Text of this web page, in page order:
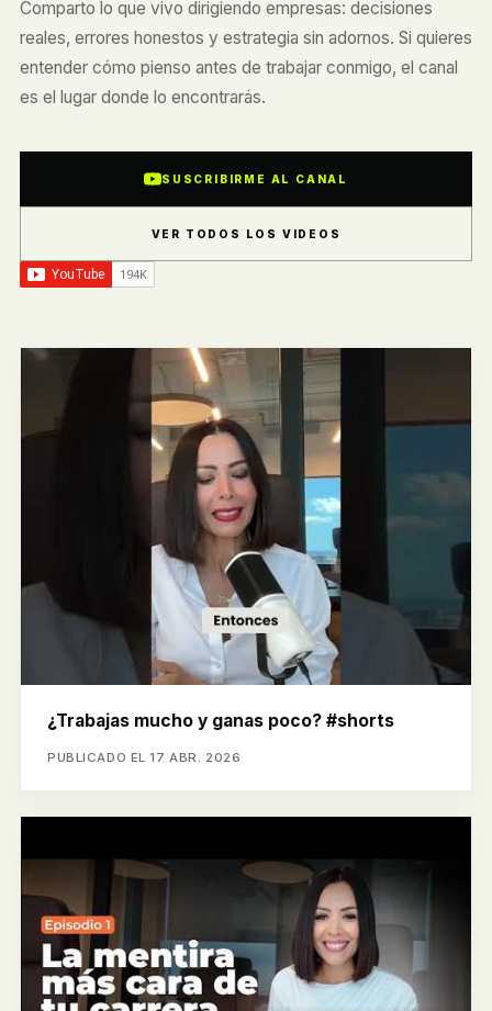
Comparto lo que vivo dirigiendo empresas: decisiones
reales, errores honestos y estrategia sin adornos. Si quieres
entender cómo pienso antes de trabajar conmigo, el canal
es el lugar donde lo encontrarás.
SUSCRIBIRME AL CANAL
VER TODOS LOS VIDEOS
¿Trabajas mucho y ganas poco? #shorts
PUBLICADO EL 17 ABR. 2026